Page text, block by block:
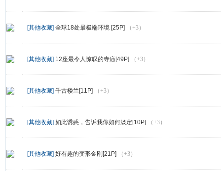
[其他收藏] 全球18处最极端环境 [25P] （+3）
[其他收藏] 12座最令人惊叹的寺庙[49P] （+3）
[其他收藏] 千古楼兰[11P] （+3）
[其他收藏] 如此诱惑，告诉我你如何淡定[10P] （+3）
[其他收藏] 好有趣的变形金刚[21P] （+3）